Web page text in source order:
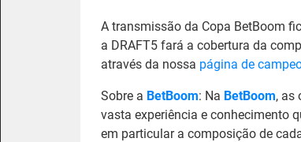
A transmissão da Copa BetBoom
a DRAFT5 fará a cobertura da
através da nossa página de
Sobre a BetBoom: Na BetBoom, as
vasta experiência e conhecimento
em particular a composição de